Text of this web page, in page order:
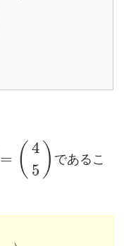
= ( 4
5 ) であるこ